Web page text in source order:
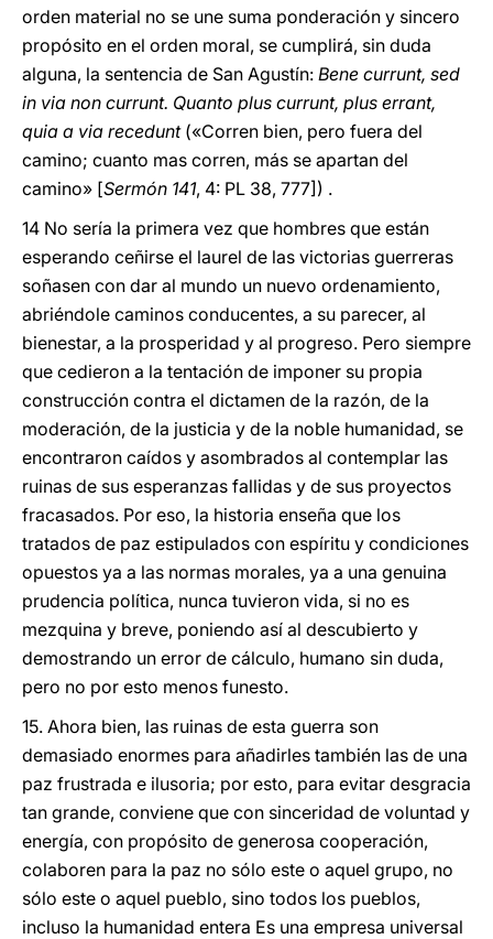
orden material no se une suma ponderación y sincero
propósito en el orden moral, se cumplirá, sin duda
alguna, la sentencia de San Agustín: Bene currunt, sed
in via non currunt. Quanto plus currunt, plus errant,
quia a via recedunt(«Corren bien, pero fuera del
camino; cuanto mas corren, más se apartan del
camino» [Sermón 141, 4: PL 38, 777]) .
14 No sería la primera vez que hombres que están
esperando ceñirse el laurel de las victorias guerreras
soñasen con dar al mundo un nuevo ordenamiento,
abriéndole caminos conducentes, a su parecer, al
bienestar, a la prosperidad y al progreso. Pero siempre
que cedieron a la tentación de imponer su propia
construcción contra el dictamen de la razón, de la
moderación, de la justicia y de la noble humanidad, se
encontraron caídos y asombrados al contemplar las
ruinas de sus esperanzas fallidas y de sus proyectos
fracasados. Por eso, la historia enseña que los
tratados de paz estipulados con espíritu y condiciones
opuestos ya a las normas morales, ya a una genuina
prudencia política, nunca tuvieron vida, si no es
mezquina y breve, poniendo así al descubierto y
demostrando un error de cálculo, humano sin duda,
pero no por esto menos funesto.
15. Ahora bien, las ruinas de esta guerra son
demasiado enormes para añadirles también las de una
paz frustrada e ilusoria; por esto, para evitar desgracia
tan grande, conviene que con sinceridad de voluntad y
energía, con propósito de generosa cooperación,
colaboren para la paz no sólo este o aquel grupo, no
sólo este o aquel pueblo, sino todos los pueblos,
incluso la humanidad entera Es una empresa universal